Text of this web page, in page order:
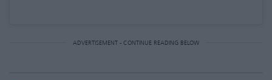
ADVERTISEMENT - CONTINUE READING BELOW